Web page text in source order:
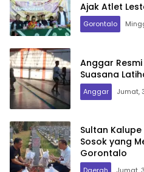
Ajak Atlet
Gorontalo
Anggar Resmi
Suasana
Anggar Jumat,
Sultan Kalupe
Sosok yang
Gorontalo